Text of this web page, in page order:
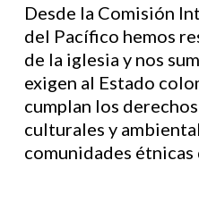
Desde la Comisión
del Pacífico hemos
de la iglesia y nos
exigen al Estado
cumplan los
culturales y
comunidades étnicas